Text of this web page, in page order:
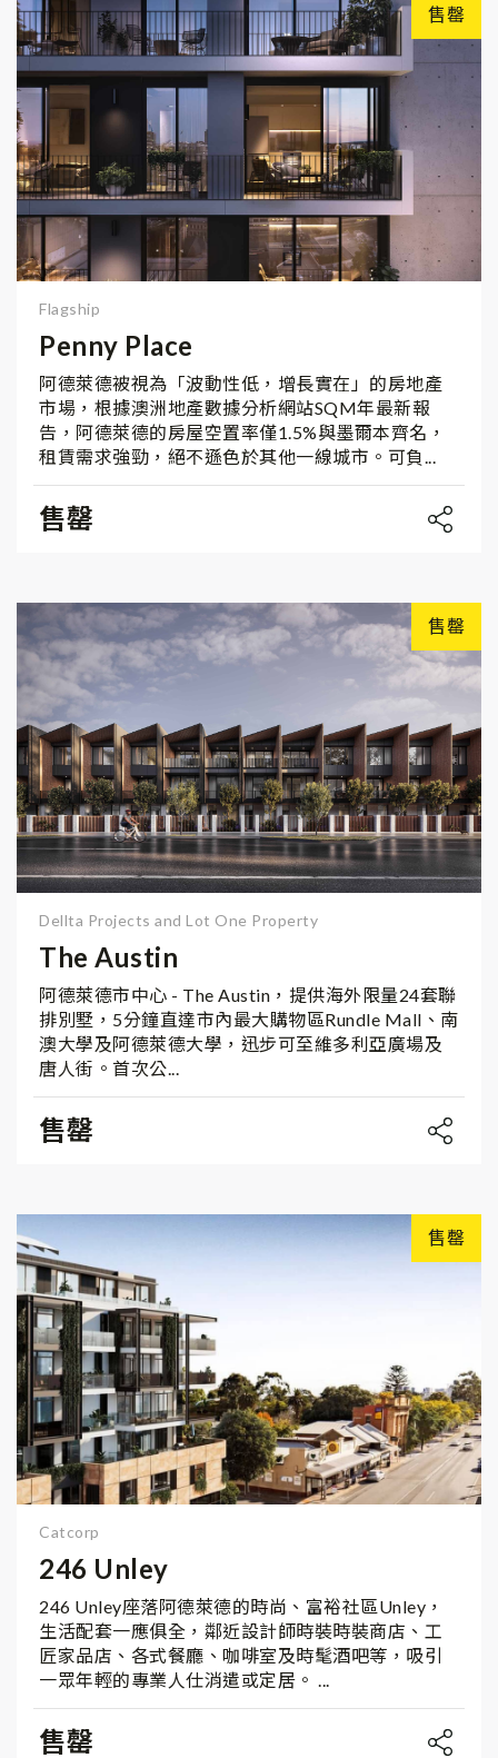
售罄
Flagship
Penny Place
阿德萊德被視為「波動性低，增長實在」的房地產
市場，根據澳洲地產數據分析網站SQM年最新報
告，阿德萊德的房屋空置率僅1.5%與墨爾本齊名，
租賃需求強勁，絕不遜色於其他一線城市。可負...
售罄
售罄
Dellta Projects and Lot One Property
The Austin
阿德萊德市中心 - The Austin，提供海外限量24套聯
排別墅，5分鐘直達市內最大購物區Rundle Mall、南
澳大學及阿德萊德大學，迅步可至維多利亞廣場及
唐人街。首次公...
售罄
售罄
Catcorp
246 Unley
246 Unley座落阿德萊德的時尚、富裕社區Unley，
生活配套一應俱全，鄰近設計師時裝時裝商店、工
匠家品店、各式餐廳、咖啡室及時髦酒吧等，吸引
一眾年輕的專業人仕消遣或定居。 ...
售罄